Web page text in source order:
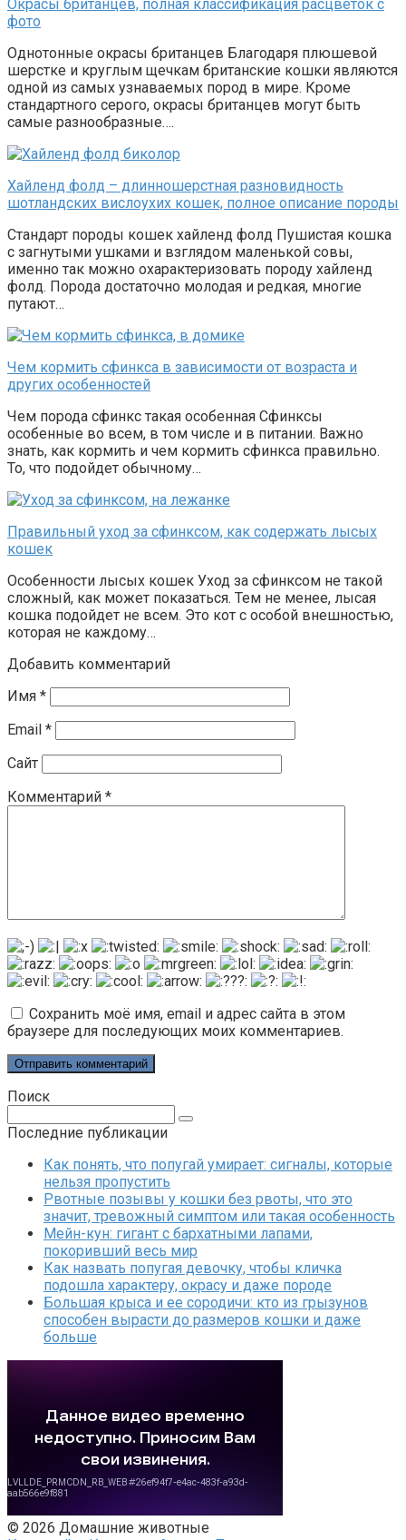
Окрасы британцев, полная классификация расцветок с
фото
Однотонные окрасы британцев Благодаря плюшевой
шерстке и круглым щечкам британские кошки являются
одной из самых узнаваемых пород в мире. Кроме
стандартного серого, окрасы британцев могут быть
самые разнообразные….
Хайленд фолд – длинношерстная разновидность
шотландских вислоухих кошек, полное описание породы
Стандарт породы кошек хайленд фолд Пушистая кошка
с загнутыми ушками и взглядом маленькой совы,
именно так можно охарактеризовать породу хайленд
фолд. Порода достаточно молодая и редкая, многие
путают…
Чем кормить сфинкса в зависимости от возраста и
других особенностей
Чем порода сфинкс такая особенная Сфинксы
особенные во всем, в том числе и в питании. Важно
знать, как кормить и чем кормить сфинкса правильно.
То, что подойдет обычному…
Правильный уход за сфинксом, как содержать лысых
кошек
Особенности лысых кошек Уход за сфинксом не такой
сложный, как может показаться. Тем не менее, лысая
кошка подойдет не всем. Это кот с особой внешностью,
которая не каждому…
Добавить комментарий
Имя *
Email *
Сайт
Комментарий *
Сохранить моё имя, email и адрес сайта в этом
браузере для последующих моих комментариев.
Поиск
Последние публикации
Как понять, что попугай умирает: сигналы, которые
нельзя пропустить
Рвотные позывы у кошки без рвоты, что это
значит, тревожный симптом или такая особенность
Мейн-кун: гигант с бархатными лапами,
покоривший весь мир
Как назвать попугая девочку, чтобы кличка
подошла характеру, окрасу и даже породе
Большая крыса и ее сородичи: кто из грызунов
способен вырасти до размеров кошки и даже
больше
© 2026 Домашние животные